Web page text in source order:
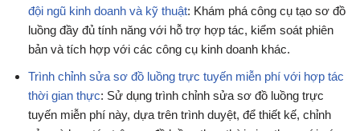
đội ngũ kinh doanh và kỹ thuật: Khám phá công cụ tạo sơ đồ
luồng đầy đủ tính năng với hỗ trợ hợp tác, kiểm soát phiên
bản và tích hợp với các công cụ kinh doanh khác.
Trình chỉnh sửa sơ đồ luồng trực tuyến miễn phí với hợp tác
thời gian thực: Sử dụng trình chỉnh sửa sơ đồ luồng trực
tuyến miễn phí này, dựa trên trình duyệt, để thiết kế, chỉnh